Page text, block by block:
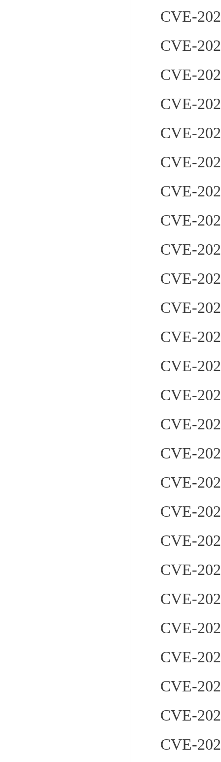
CVE-
CVE-
CVE-
CVE-
CVE-
CVE-
CVE-
CVE-
CVE-
CVE-
CVE-
CVE-
CVE-
CVE-
CVE-
CVE-
CVE-
CVE-
CVE-
CVE-
CVE-
CVE-
CVE-
CVE-
CVE-
CVE-